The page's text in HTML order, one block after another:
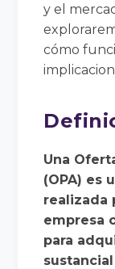
y el
cómo
Una
(OPA) es
realizada
empresa
para